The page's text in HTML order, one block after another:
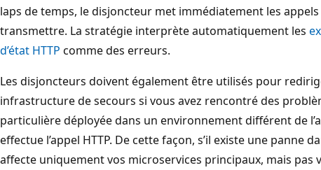
laps de temps, le disjoncteur met immédiatement les appels
transmettre. La stratégie interprète automatiquement les
d’état HTTP comme des erreurs.
Les disjoncteurs doivent également être utilisés pour
infrastructure de secours si vous avez rencontré des
particulière déployée dans un environnement différent de
effectue l’appel HTTP. De cette façon, s’il existe une panne
affecte uniquement vos microservices principaux, mais pas